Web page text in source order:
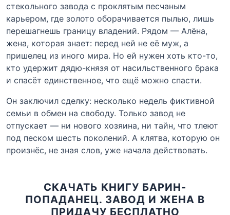
стекольного завода с проклятым песчаным
карьером, где золото оборачивается пылью, лишь
перешагнешь границу владений. Рядом — Алёна,
жена, которая знает: перед ней не её муж, а
пришелец из иного мира. Но ей нужен хоть кто-то,
кто удержит дядю-князя от насильственного брака
и спасёт единственное, что ещё можно спасти.
Он заключил сделку: несколько недель фиктивной
семьи в обмен на свободу. Только завод не
отпускает — ни нового хозяина, ни тайн, что тлеют
под песком шесть поколений. А клятва, которую он
произнёс, не зная слов, уже начала действовать.
СКАЧАТЬ КНИГУ БАРИН-
ПОПАДАНЕЦ. ЗАВОД И ЖЕНА В
ПРИДАЧУ БЕСПЛАТНО